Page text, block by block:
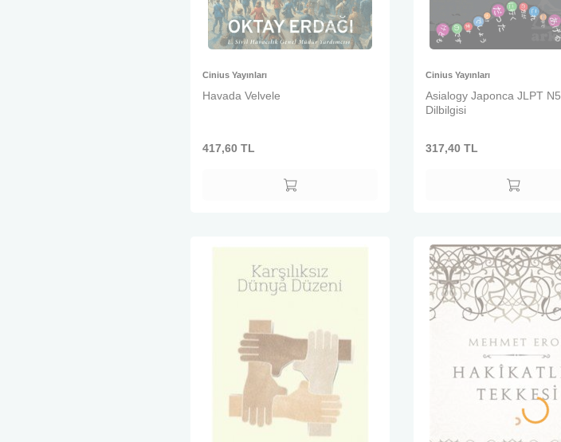
Cinius Yayınları
Havada Velvele
417,60 TL
Cinius Yayınları
Asialogy Japonca JLPT N5
Dilbilgisi
317,40 TL